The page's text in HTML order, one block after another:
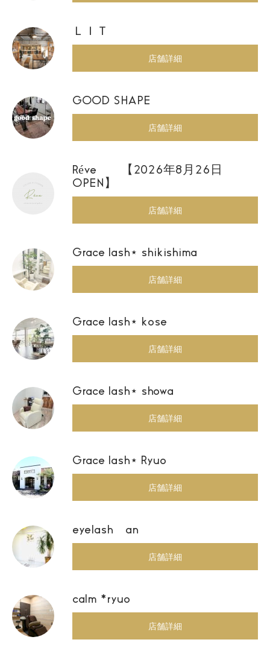
ＬＩＴ
店舗詳細
GOOD SHAPE
店舗詳細
Réve 【2026年8月26日
OPEN】
店舗詳細
Grace lash⋆ shikishima
店舗詳細
Grace lash⋆ kose
店舗詳細
Grace lash⋆ showa
店舗詳細
Grace lash⋆ Ryuo
店舗詳細
eyelash an
店舗詳細
calm *ryuo
店舗詳細